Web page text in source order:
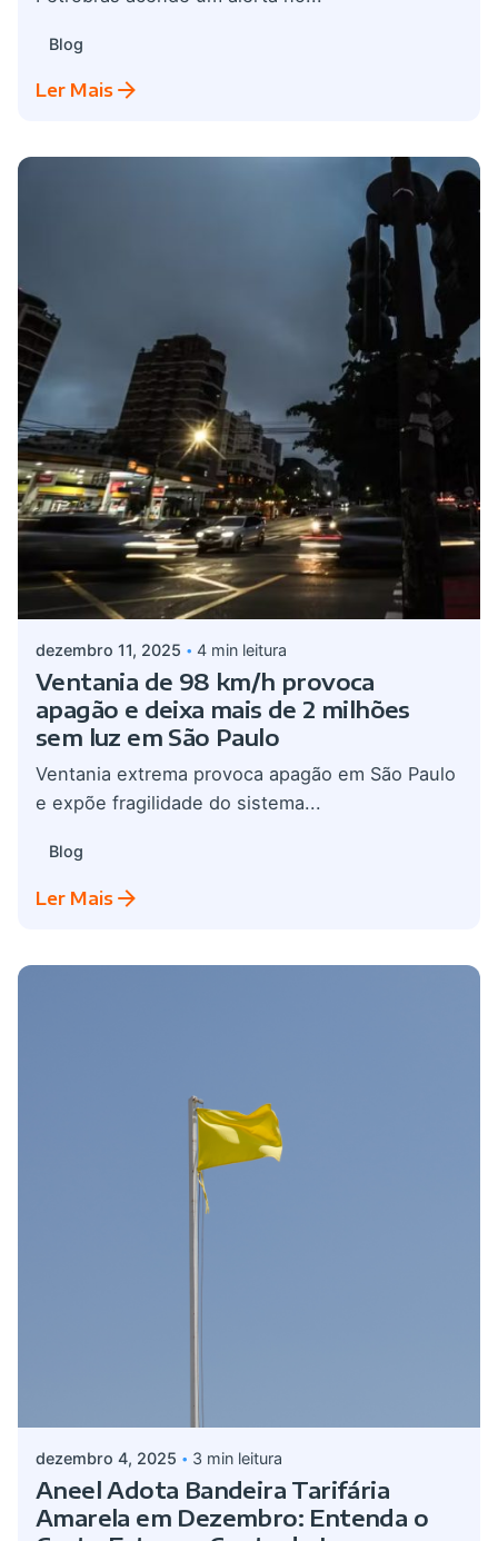
Blog
Ler Mais
Postado por
Giovanna Alves
dezembro 11, 2025 4 min leitura
Ventania de 98 km/h provoca
apagão e deixa mais de 2 milhões
sem luz em São Paulo
Ventania extrema provoca apagão em São Paulo
e expõe fragilidade do sistema...
Blog
Ler Mais
dezembro 4, 2025 3 min leitura
Aneel Adota Bandeira Tarifária
Amarela em Dezembro: Entenda o